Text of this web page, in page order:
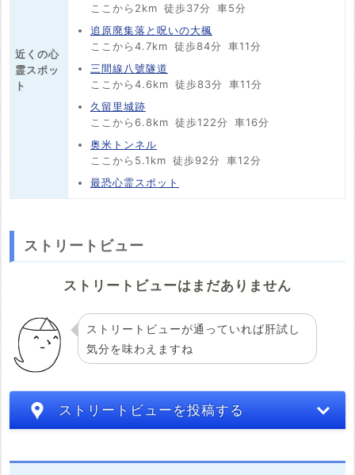
近くの心
霊スポッ
ト
ここから2km 徒歩37分
車5分
追原廃集落と呪いの大楓
ここから4.7km 徒歩84分
車11分
三間線八號隧道
ここから4.6km 徒歩83分
車11分
久留里城跡
ここから6.8km 徒歩122分
車16分
奥米トンネル
ここから5.1km 徒歩92分
車12分
最恐心霊スポット
ストリートビュー
ストリートビューはまだありません
ストリートビューが通っていれば肝試し
気分を味わえますね
ストリートビューを投稿する